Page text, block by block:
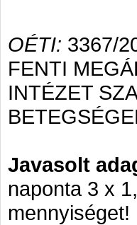
OÉTI: 3367/
FENTI
INTÉZET
Javasolt
naponta 3 x
mennyiséget!